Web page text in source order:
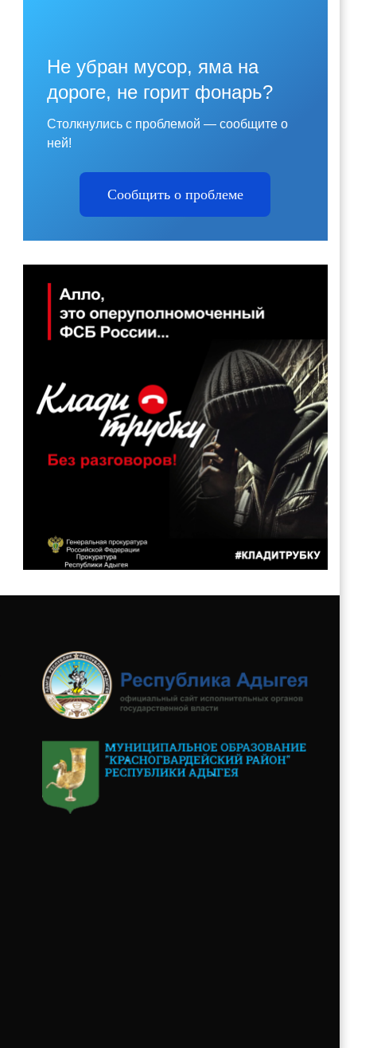
Не убран мусор, яма на
дороге, не горит фонарь?
Столкнулись с проблемой — сообщите о
ней!
Сообщить о проблеме